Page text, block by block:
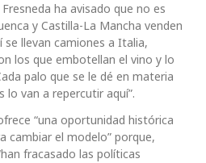
ha avisado que no es
y Castilla-La Mancha venden
se llevan camiones a Italia,
los que embotellan el vino y lo
palo que se le dé en materia
lo van a repercutir aquí”.
“una oportunidad histórica
cambiar el modelo” porque,
fracasado las políticas